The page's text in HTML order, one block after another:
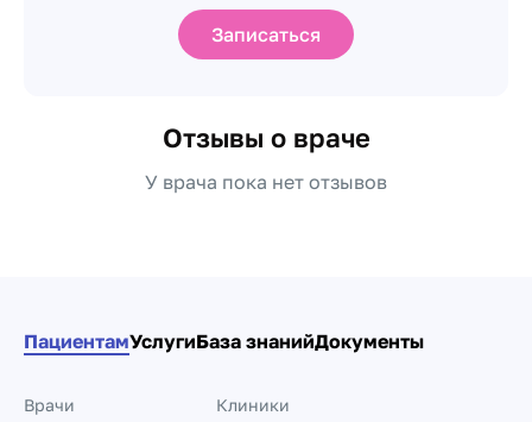
Записаться
Отзывы о враче
У врача пока нет отзывов
ПациентамУслугиБаза знанийДокументы
Врачи
Клиники